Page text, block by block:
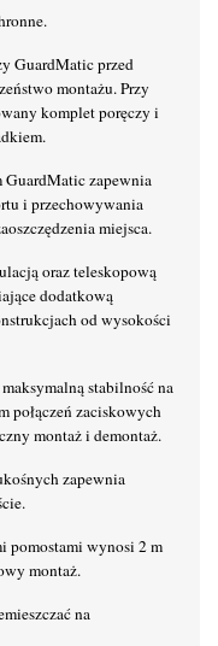
GuardMatic przed
montażu. Przy
komplet poręczy i
GuardMatic zapewnia
i przechowywania
miejsca.
oraz teleskopową
dodatkową
od wysokości
stabilność na
połączeń zaciskowych
montaż i demontaż.
zapewnia
pomostami wynosi 2 m
montaż.
na